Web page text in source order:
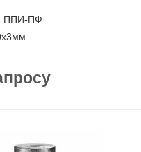
ППИ-ПФ